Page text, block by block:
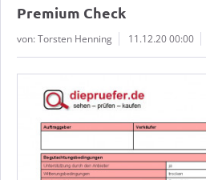
Premium Check
von: Torsten Henning 11.12.20 00:00